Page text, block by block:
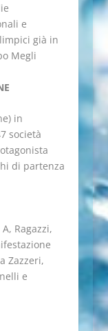
e
già in
Megli
in
società
di partenza
Ragazzi,
Zazzeri,
e